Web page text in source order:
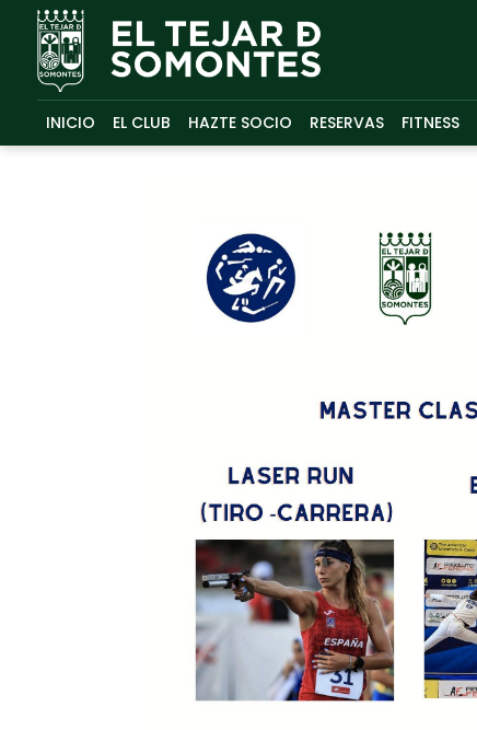
INICIO EL CLUB HAZTE SOCIO RESERVAS FITNESS